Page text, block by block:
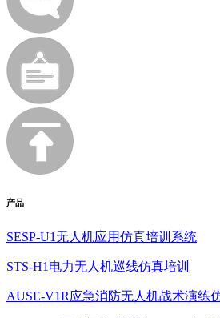
产品
SESP-U1无人机应用仿真培训系统
STS-H1电力无人机巡线仿真培训
AUSE-V1R应急消防无人机战术演练